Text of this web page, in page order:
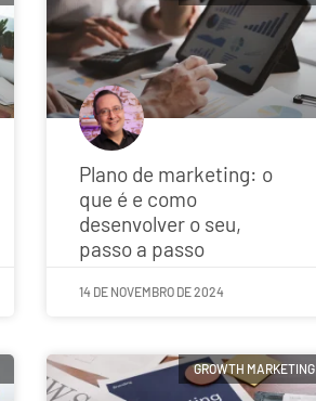
Plano de marketing: o
que é e como
desenvolver o seu,
passo a passo
14 DE NOVEMBRO DE 2024
GROWTH MARKETING